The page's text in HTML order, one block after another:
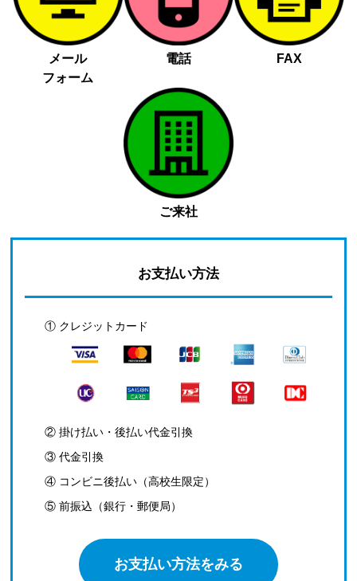
メール
フォーム
電話 FAX
ご来社
お支払い方法
① クレジットカード
② 掛け払い・後払い代金引換
③ 代金引換
④ コンビニ後払い（高校生限定）
⑤ 前振込（銀行・郵便局）
お支払い方法をみる